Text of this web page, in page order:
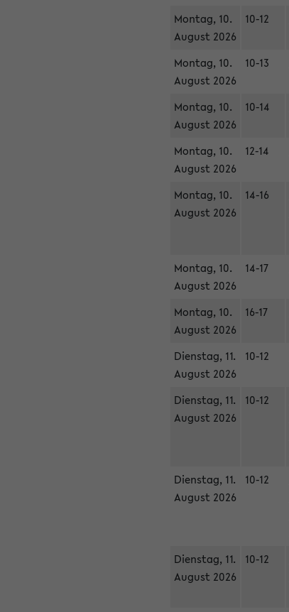
Montag, 10.
August 2026
10-12
Montag, 10.
August 2026
10-13
Montag, 10.
August 2026
10-14
Montag, 10.
August 2026
12-14
Montag, 10.
August 2026
14-16
Montag, 10.
August 2026
14-17
Montag, 10.
August 2026
16-17
Dienstag, 11.
August 2026
10-12
Dienstag, 11.
August 2026
10-12
Dienstag, 11.
August 2026
10-12
Dienstag, 11.
August 2026
10-12